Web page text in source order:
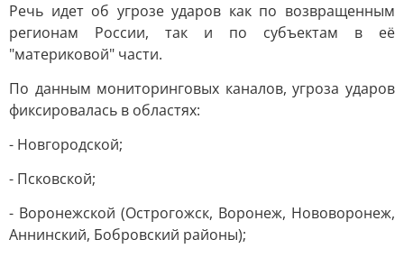
Речь идет об угрозе ударов как по возвращенным
регионам России, так и по субъектам в её
"материковой" части.
По данным мониторинговых каналов, угроза ударов
фиксировалась в областях:
- Новгородской;
- Псковской;
- Воронежской (Острогожск, Воронеж, Нововоронеж,
Аннинский, Бобровский районы);